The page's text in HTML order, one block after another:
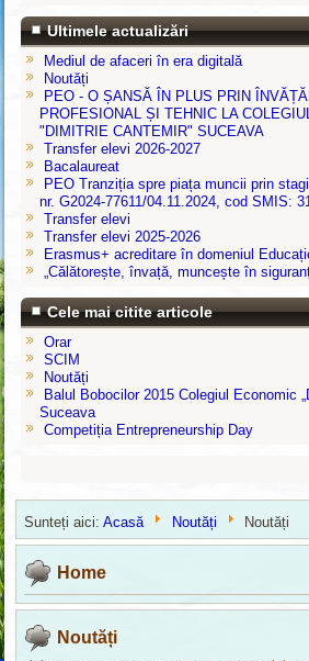
Ultimele actualizări
Mediul de afaceri în era digitală
Noutăți
PEO - O ȘANSĂ ÎN PLUS PRIN
PROFESIONAL ȘI TEHNIC LA
"DIMITRIE CANTEMIR" SUCEAVA
Transfer elevi 2026-2027
Bacalaureat
PEO Tranziția spre piața muncii prin
nr. G2024-77611/04.11.2024, cod SMIS:
Transfer elevi
Transfer elevi 2025-2026
Erasmus+ acreditare în domeniul
„Călătorește, învață, muncește în
Cele mai citite articole
Orar
SCIM
Noutăți
Balul Bobocilor 2015 Colegiul Economic
Suceava
Competiția Entrepreneurship Day
Sunteți aici:Acasă Noutăți Noutăți
Home
Noutăți